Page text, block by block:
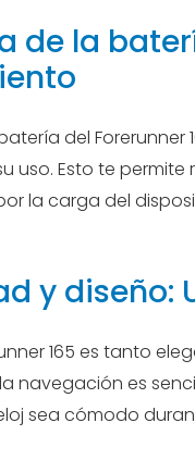
de la
del
uso. Esto te
la carga del
y diseño:
165 es tanto
navegación es
sea cómodo